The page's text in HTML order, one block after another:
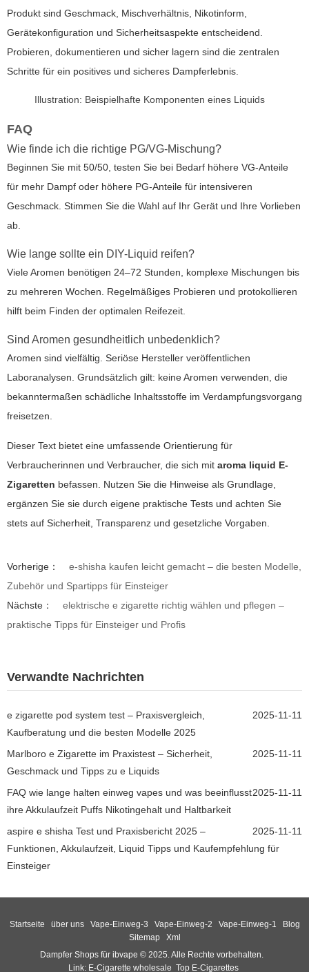
Produkt sind Geschmack, Mischverhältnis, Nikotinform,
Gerätekonfiguration und Sicherheitsaspekte entscheidend.
Probieren, dokumentieren und sicher lagern sind die zentralen
Schritte für ein positives und sicheres Dampferlebnis.
Illustration: Beispielhafte Komponenten eines Liquids
FAQ
Wie finde ich die richtige PG/VG-Mischung?
Beginnen Sie mit 50/50, testen Sie bei Bedarf höhere VG-Anteile
für mehr Dampf oder höhere PG-Anteile für intensiveren
Geschmack. Stimmen Sie die Wahl auf Ihr Gerät und Ihre Vorlieben
ab.
Wie lange sollte ein DIY-Liquid reifen?
Viele Aromen benötigen 24–72 Stunden, komplexe Mischungen bis
zu mehreren Wochen. Regelmäßiges Probieren und protokollieren
hilft beim Finden der optimalen Reifezeit.
Sind Aromen gesundheitlich unbedenklich?
Aromen sind vielfältig. Seriöse Hersteller veröffentlichen
Laboranalysen. Grundsätzlich gilt: keine Aromen verwenden, die
bekanntermaßen schädliche Inhaltsstoffe im Verdampfungsvorgang
freisetzen.
Dieser Text bietet eine umfassende Orientierung für
Verbraucherinnen und Verbraucher, die sich mit aroma liquid E-
Zigaretten befassen. Nutzen Sie die Hinweise als Grundlage,
ergänzen Sie sie durch eigene praktische Tests und achten Sie
stets auf Sicherheit, Transparenz und gesetzliche Vorgaben.
Vorherige：
e-shisha kaufen leicht gemacht – die besten Modelle,
Zubehör und Spartipps für Einsteiger
Nächste：
elektrische e zigarette richtig wählen und pflegen –
praktische Tipps für Einsteiger und Profis
Verwandte Nachrichten
2025-11-11
e zigarette pod system test – Praxisvergleich,
Kaufberatung und die besten Modelle 2025
2025-11-11
Marlboro e Zigarette im Praxistest – Sicherheit,
Geschmack und Tipps zu e Liquids
2025-11-11
FAQ wie lange halten einweg vapes und was beeinflusst
ihre Akkulaufzeit Puffs Nikotingehalt und Haltbarkeit
2025-11-11
aspire e shisha Test und Praxisbericht 2025 –
Funktionen, Akkulaufzeit, Liquid Tipps und Kaufempfehlung für
Einsteiger
Startseite über uns Vape-Einweg-3 Vape-Einweg-2 Vape-Einweg-1
Blog
Sitemap
Xml
Dampfer Shops für ibvape © 2025. Alle Rechte vorbehalten.
Link: E-Cigarette wholesale Top E-Cigarettes